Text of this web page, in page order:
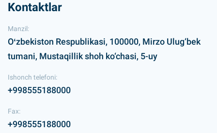
Kontaktlar
Manzil:
Oʻzbekiston Respublikasi, 100000, Mirzo Ulug‘bek
tumani, Mustaqillik shoh ko‘chasi, 5-uy
Ishonch telefoni:
+998555188000
Fax:
+998555188000